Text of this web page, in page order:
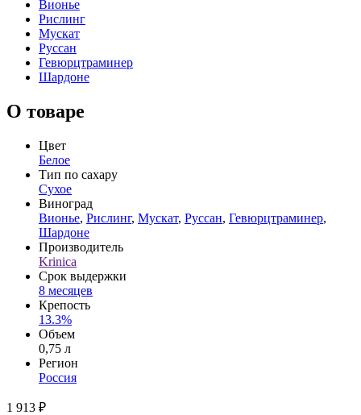
Вионье
Рислинг
Мускат
Руссан
Гевюрцтраминер
Шардоне
О товаре
Цвет
Белое
Тип по сахару
Сухое
Виноград
Вионье, Рислинг, Мускат, Руссан, Гевюрцтраминер,
Шардоне
Производитель
Krinica
Срок выдержки
8 месяцев
Крепость
13.3%
Объем
0,75 л
Регион
Россия
1 913 ₽